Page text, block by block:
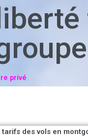
privé
des vols en